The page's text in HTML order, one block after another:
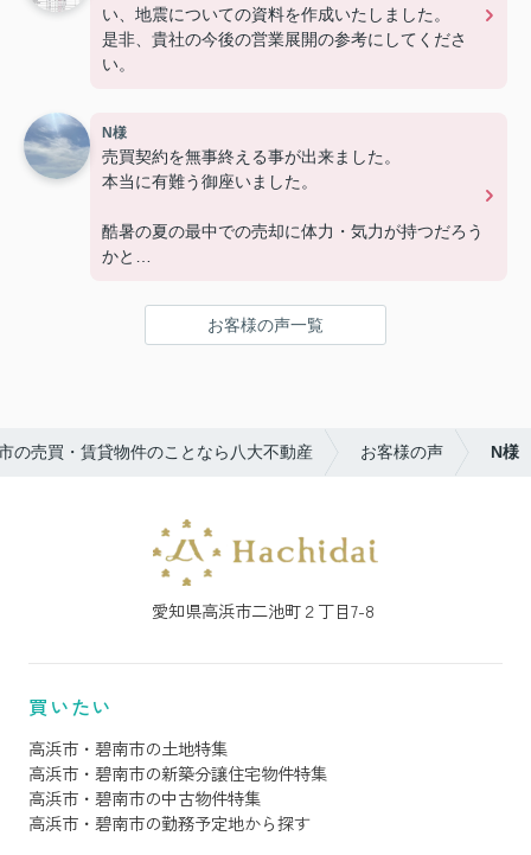
契約手続きも分かりやすく丁寧に説明していただけ
たため、不安なく物件を決めることができました。
今後とも、宜しくお願いします。
い、地震についての資料を作成いたしました。
是非、貴社の今後の営業展開の参考にしてくださ
い。
N様
売買契約を無事終える事が出来ました。
本当に有難う御座いました。
酷暑の夏の最中での売却に体力・気力が持つだろう
かと
契約の相手方である買主様に物件を紹介頂き、契約
を迎える事が出来ました。
売買契約日を富士登山に例えるなら９合目、所有権
そこで感謝の気持ちを書面にしました。
お付き合い、ありがとうございました。
お客様の声一覧
の売買・賃貸物件のことなら八大不動産 お客様の声 N様
愛知県高浜市二池町２丁目7-8
買いたい
高浜市・碧南市の土地特集
高浜市・碧南市の新築分譲住宅物件特集
高浜市・碧南市の中古物件特集
高浜市・碧南市の勤務予定地から探す